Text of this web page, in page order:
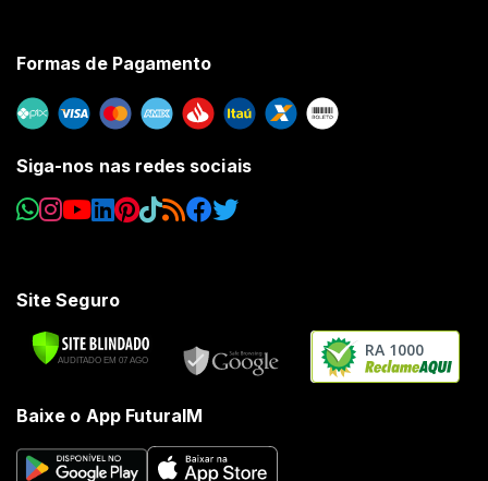
Formas de Pagamento
Siga-nos nas redes sociais
Site Seguro
RA 1000
Baixe o App FuturaIM